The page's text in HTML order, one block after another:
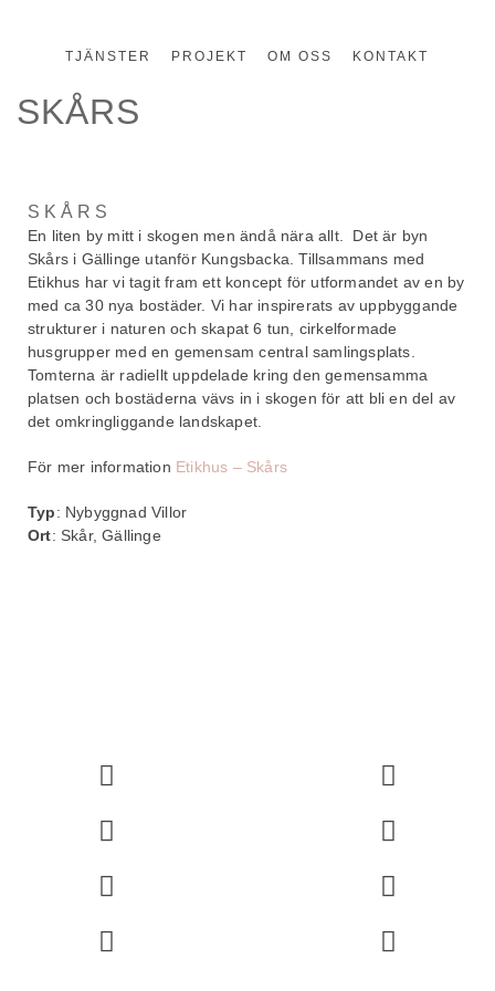
TJÄNSTER PROJEKT OM OSS KONTAKT
SKÅRS
SKÅRS
En liten by mitt i skogen men ändå nära allt. Det är byn
Skårs i Gällinge utanför Kungsbacka. Tillsammans med
Etikhus har vi tagit fram ett koncept för utformandet av en by
med ca 30 nya bostäder. Vi har inspirerats av uppbyggande
strukturer i naturen och skapat 6 tun, cirkelformade
husgrupper med en gemensam central samlingsplats.
Tomterna är radiellt uppdelade kring den gemensamma
platsen och bostäderna vävs in i skogen för att bli en del av
det omkringliggande landskapet.
För mer information Etikhus – Skårs
Typ: Nybyggnad Villor
Ort: Skår, Gällinge